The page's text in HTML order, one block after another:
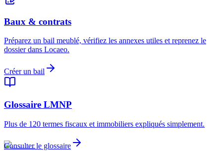
Baux & contrats
Préparez un bail meublé, vérifiez les annexes utiles et reprenez le
dossier dans Locaeo.
Créer un bail
Glossaire LMNP
Plus de 120 termes fiscaux et immobiliers expliqués simplement.
Consulter le glossaire